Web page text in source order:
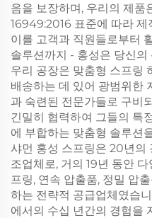
음을 보장하며, 우리의 제품
16949:2016 표준에 따라 제
이를 고객과 직원들로부터
솔루션까지 - 홍성은 당신
우리 공장은 맞춤형 스프링
배송하는 데 있어 광범위한
과 숙련된 전문가들로 구비
긴밀히 협력하여 그들의 특
에 부합하는 맞춤형 솔루션
샤먼 홍성 스프링은 20년의
조업체로, 거의 19년 동안
프링, 연속 압출품, 정밀 압
하는 전략적 공급업체였습
에서의 수십 년간의 경험을